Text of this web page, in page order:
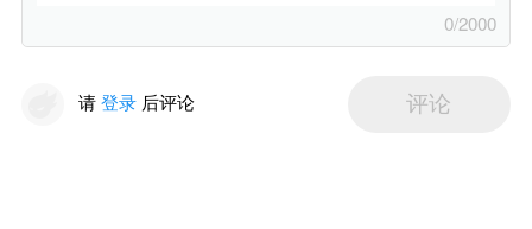
0/2000
请登录后评论 评论